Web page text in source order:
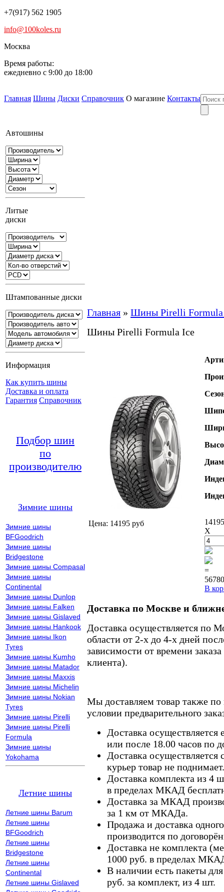
+7(917) 562 1905
info@100koles.ru
Москва
Время работы:
ежедневно с 9:00 до 18:00
Главная Шины Диски Справочник О магазине Контакты
Автошины
Литые
диски
Штампованные диски
Информация
Как купить шины
Доставка и оплата
Гарантия Справочник
Подбор шин
по
производителю
Зимние шины
Зимние шины
BFGoodrich
Зимние шины
Bridgestone
Зимние шины Compasal
Зимние шины
Continental
Зимние шины Dunlop
Зимние шины Falken
Зимние шины Gislaved
Зимние шины Hankook
Зимние шины Ikon
Tyres
Зимние шины Kumho
Зимние шины Matador
Зимние шины Maxxis
Зимние шины Michelin
Зимние шины Nokian
Tyres
Зимние шины Pirelli
Зимние шины Pirelli
Formula
Зимние шины
Yokohama
Летние шины
Летние шины Barum
Летние шины
BFGoodrich
Летние шины
Bridgestone
Летние шины
Continental
Летние шины Gislaved
Главная » Шины Pirelli Formula
Шины Pirelli Formula Ice
Цена: 14195 руб
X
=
В
Доставка по Москве и
Доставка осуществляется по
области от 2-х до 4-х дней
зависимости от времени
клиента).
Мы доставляем товар также
условии предварительного
Доставка осуществляется
или после 18.00 часов по
Доставка осуществляется
курьер товар не поднимает.
Доставка комплекта из 4
в пределах МКАД
Доставка за МКАД
за 1 км от МКАДа.
Продажа и доставка
производится по
Доставка не комплекта
1000 руб. в пределах
В наличии есть пакеты
руб. за комплект, из 4 шт.